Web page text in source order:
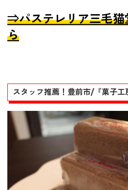
⇒パステレリア三毛猫
ら
スタッフ推薦！豊前市/『菓子工